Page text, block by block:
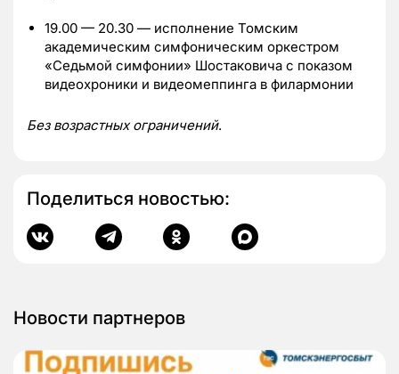
19.00 — 20.30 — исполнение Томским
академическим симфоническим оркестром
«Седьмой симфонии» Шостаковича с показом
видеохроники и видеомеппинга в филармонии
Без возрастных ограничений.
Поделиться новостью:
Новости партнеров